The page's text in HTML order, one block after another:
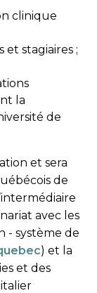
clinique
stagiaires ;
la
de
et sera
de
avec les
- système de
) et la
et des